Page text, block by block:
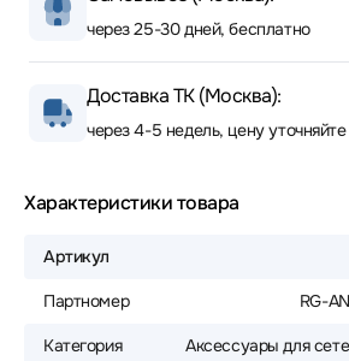
через 25-30 дней, бесплатно
Доставка ТК (Москва):
через 4-5 недель, цену уточняйте
Характеристики товара
Артикул
Партномер RG-
Категория Аксессуары для